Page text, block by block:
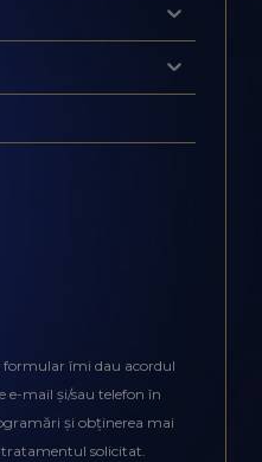
formular îmi dau acordul
e-mail și/sau telefon în
și obținerea mai
solicitat.